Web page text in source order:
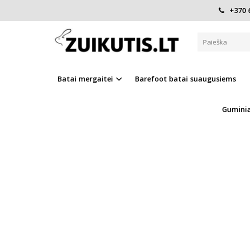
+370
Batai mergaitei Barefoot batai suaugusiems
Pagrindinis Batai berniukui D.D.Step batai berniukams
TAMSIAI MĖLYNI VANDENIUI
Į PALYGINIMĄ Į NORŲ SĄRAŠĄ